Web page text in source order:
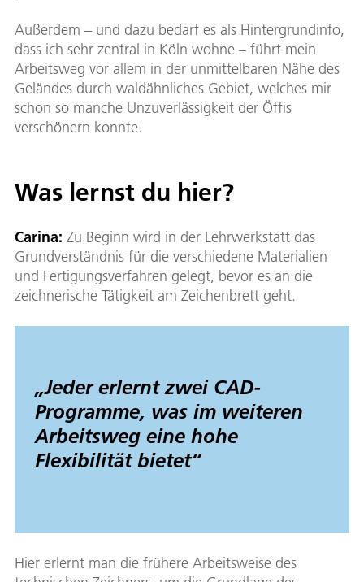
Außerdem – und dazu bedarf es als Hintergrundinfo,
dass ich sehr zentral in Köln wohne – führt mein
Arbeitsweg vor allem in der unmittelbaren Nähe des
Geländes durch waldähnliches Gebiet, welches mir
schon so manche Unzuverlässigkeit der Öffis
verschönern konnte.
Was lernst du hier?
Carina: Zu Beginn wird in der Lehrwerkstatt das
Grundverständnis für die verschiedene Materialien
und Fertigungsverfahren gelegt, bevor es an die
zeichnerische Tätigkeit am Zeichenbrett geht.
„Jeder erlernt zwei CAD-
Programme, was im weiteren
Arbeitsweg eine hohe
Flexibilität bietet“
Hier erlernt man die frühere Arbeitsweise des